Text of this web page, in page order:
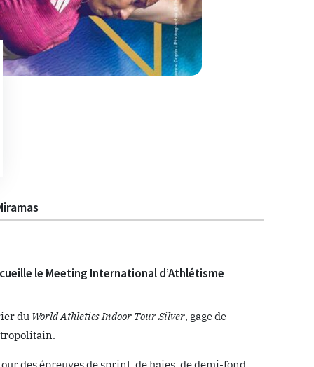
le Meeting International d’Athlétisme
du World Athletics Indoor Tour Silver, gage de
des épreuves de sprint, de haies, de demi-fond,